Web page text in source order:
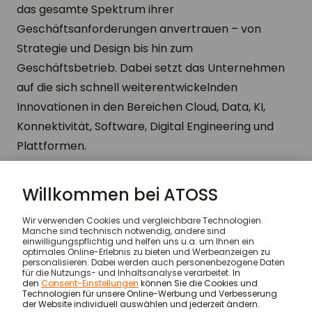
das gesamte Spektrum ihrer
Geschäftsanforderungen anvertrauen – von
Strategie und Design bis hin zum
Geschäftsbetrieb. Dabei setzt das Unternehmen
auf die sich schnell weiterentwickelnden
Innovationen in den Bereichen Cloud, Data, KI,
Konnektivität, Software, Digital Engineering und
Plattformen.
© ATOSS Software SE